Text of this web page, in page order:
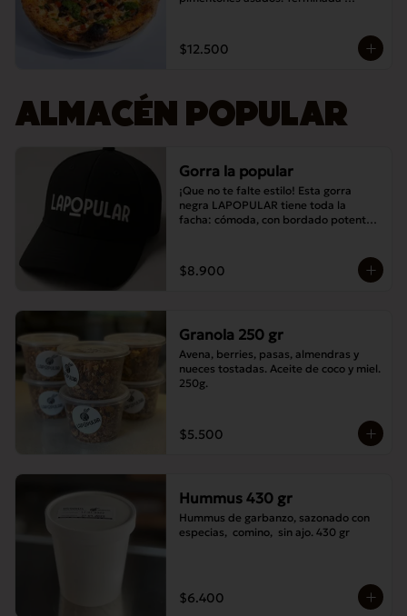
$12.500
ALMACÉN POPULAR
Gorra la popular
¡Que no te falte estilo! Esta gorra
negra LAPOPULAR tiene toda la
facha: cómoda, con bordado potente y
$8.900
Granola 250 gr
Avena, berries, pasas, almendras y
nueces tostadas. Aceite de coco y miel.
250g.
$5.500
Hummus 430 gr
Hummus de garbanzo, sazonado con
especias,  comino,  sin ajo. 430 gr
$6.400